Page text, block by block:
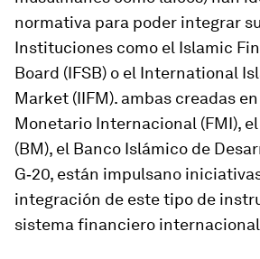
normativa para poder integrar
Instituciones como el Islamic
Board (IFSB) o el International
Market (IIFM). ambas creadas
Monetario Internacional (FMI),
(BM), el Banco Islámico de
G‑20, están impulsano
integración de este tipo de
sistema financiero